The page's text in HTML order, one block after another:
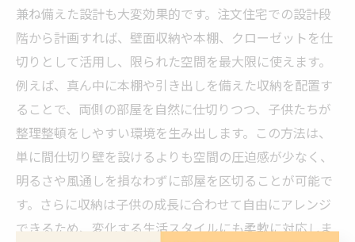
兼ね備えた設計も大変効果的です。注文住宅での設計段
階から計画すれば、壁面収納や本棚、クローゼットを仕
切りとして活用し、限られた空間を最大限に使えます。
例えば、真ん中に本棚や引き出しを備えた収納を配置す
ることで、両側の部屋を自然に仕切りつつ、子供たちが
整理整頓をしやすい環境を生み出します。この方法は、
単に間仕切り壁を設けるよりも空間の圧迫感が少なく、
明るさや風通しを損なわずに部屋を区切ることが可能で
す。さらに収納は子供の成長に合わせて自由にアレンジ
できるため、変化する生活スタイルにも柔軟に対応しま